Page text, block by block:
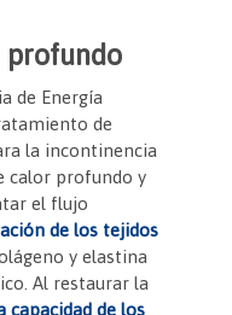
profundo
de Energía
de
la incontinencia
calor profundo y
el flujo
de los tejidos
y elastina
Al restaurar la
capacidad de los